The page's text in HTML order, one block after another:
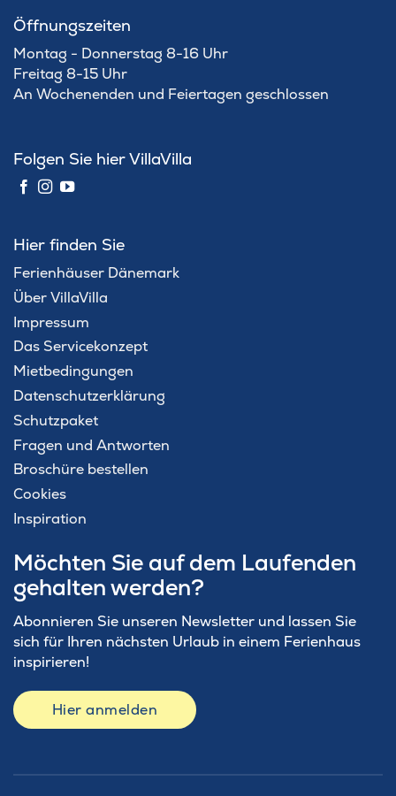
Öffnungszeiten
Montag - Donnerstag 8-16 Uhr
Freitag 8-15 Uhr
An Wochenenden und Feiertagen geschlossen
Folgen Sie hier VillaVilla
Hier finden Sie
Ferienhäuser Dänemark
Über VillaVilla
Impressum
Das Servicekonzept
Mietbedingungen
Datenschutzerklärung
Schutzpaket
Fragen und Antworten
Broschüre bestellen
Cookies
Inspiration
Möchten Sie auf dem Laufenden
gehalten werden?
Abonnieren Sie unseren Newsletter und lassen Sie
sich für Ihren nächsten Urlaub in einem Ferienhaus
inspirieren!
Hier anmelden